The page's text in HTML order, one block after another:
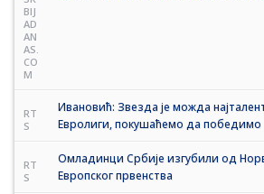
BIJ
AD
AN
AS.
CO
M
RT
S
Ивановић: Звезда је можда
Евролиги, покушаћемо да победимо
RT
S
Омладинци Србије изгубили од
Европског првенства